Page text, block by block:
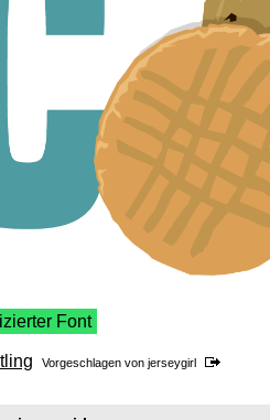
Font
Vorgeschlagen von jerseygirl